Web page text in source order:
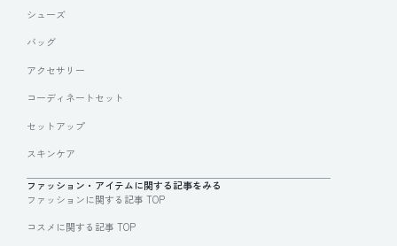
シューズ
バッグ
アクセサリー
コーディネートセット
セットアップ
スキンケア
ファッション・アイテムに関する記事をみる
ファッションに関する記事 TOP
コスメに関する記事 TOP